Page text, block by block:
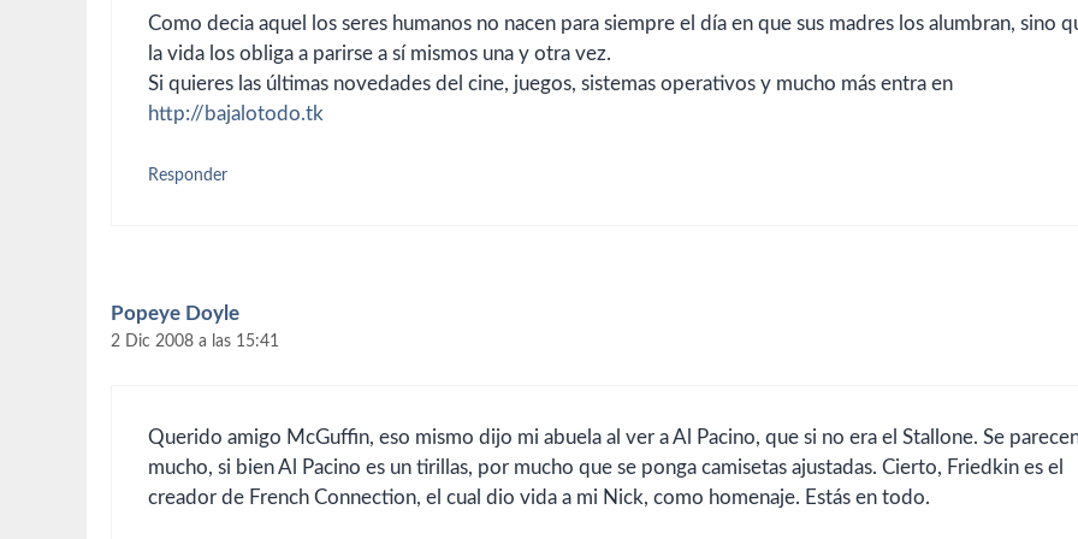
Como decia aquel los seres humanos no nacen para siempre el día en que sus madres los alumbran, sino
la vida los obliga a parirse a sí mismos una y otra vez.
Si quieres las últimas novedades del cine, juegos, sistemas operativos y mucho más entra en
http://bajalotodo.tk
Responder
Popeye Doyle
2 Dic 2008 a las 15:41
Querido amigo McGuffin, eso mismo dijo mi abuela al ver a Al Pacino, que si no era el Stallone. Se
mucho, si bien Al Pacino es un tirillas, por mucho que se ponga camisetas ajustadas. Cierto, Friedkin es el
creador de French Connection, el cual dio vida a mi Nick, como homenaje. Estás en todo.